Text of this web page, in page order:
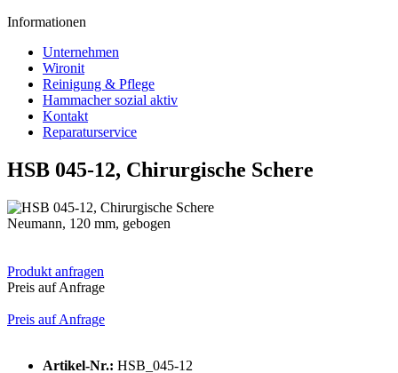
Informationen
Unternehmen
Wironit
Reinigung & Pflege
Hammacher sozial aktiv
Kontakt
Reparaturservice
HSB 045-12, Chirurgische Schere
Neumann, 120 mm, gebogen
Produkt anfragen
Preis auf Anfrage
Preis auf Anfrage
Artikel-Nr.: HSB_045-12